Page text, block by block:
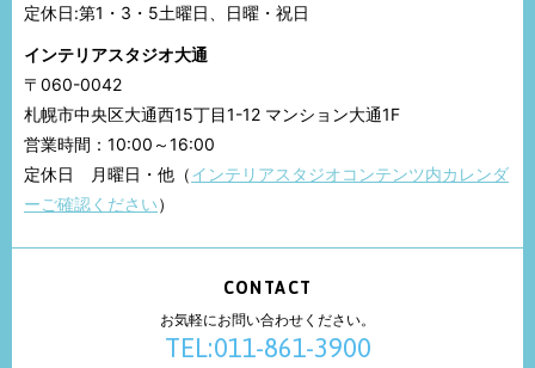
定休日:第1・3・5土曜日、日曜・祝日
インテリアスタジオ大通
〒060-0042
札幌市中央区大通西15丁目1-12 マンション大通1F
営業時間：10:00～16:00
定休日 月曜日・他（インテリアスタジオコンテンツ内カレンダ
ーご確認ください）
CONTACT
お気軽にお問い合わせください。
TEL:011-861-3900